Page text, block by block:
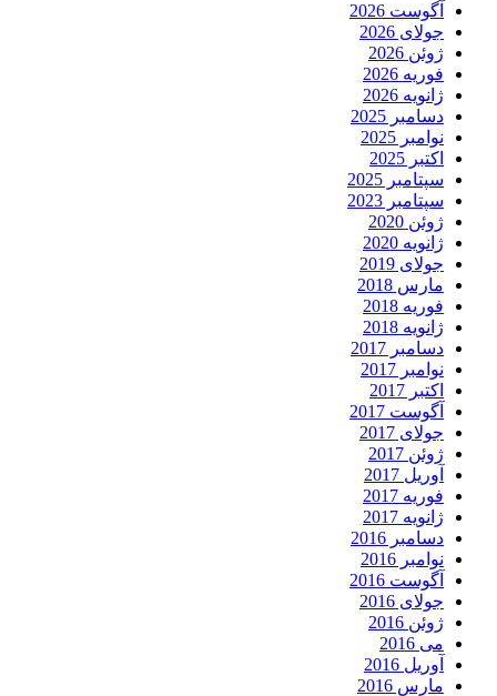
آگوست 2026
جولای 2026
ژوئن 2026
فوریه 2026
ژانویه 2026
دسامبر 2025
نوامبر 2025
اکتبر 2025
سپتامبر 2025
سپتامبر 2023
ژوئن 2020
ژانویه 2020
جولای 2019
مارس 2018
فوریه 2018
ژانویه 2018
دسامبر 2017
نوامبر 2017
اکتبر 2017
آگوست 2017
جولای 2017
ژوئن 2017
آوریل 2017
فوریه 2017
ژانویه 2017
دسامبر 2016
نوامبر 2016
آگوست 2016
جولای 2016
ژوئن 2016
می 2016
آوریل 2016
مارس 2016